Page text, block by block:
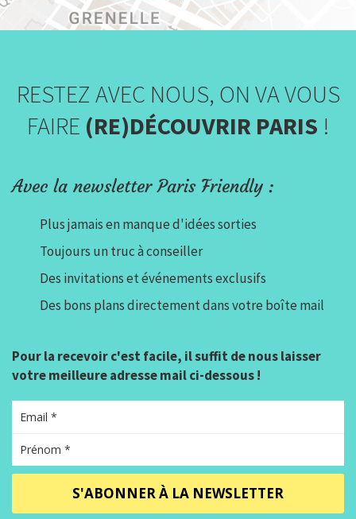
RESTEZ AVEC NOUS, ON VA VOUS
FAIRE (RE)DÉCOUVRIR PARIS !
Avec la newsletter Paris Friendly :
Plus jamais en manque d'idées sorties
Toujours un truc à conseiller
Des invitations et événements exclusifs
Des bons plans directement dans votre boîte mail
Pour la recevoir c'est facile, il suffit de nous laisser
votre meilleure adresse mail ci-dessous !
S'ABONNER À LA NEWSLETTER